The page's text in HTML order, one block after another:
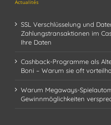
Actualités
SSL Verschlüsselung und
Zahlungstransaktionen im
Ihre Daten
Cashback-Programme als
Boni – Warum sie oft
Warum Megaways-
Gewinnmöglichkeiten